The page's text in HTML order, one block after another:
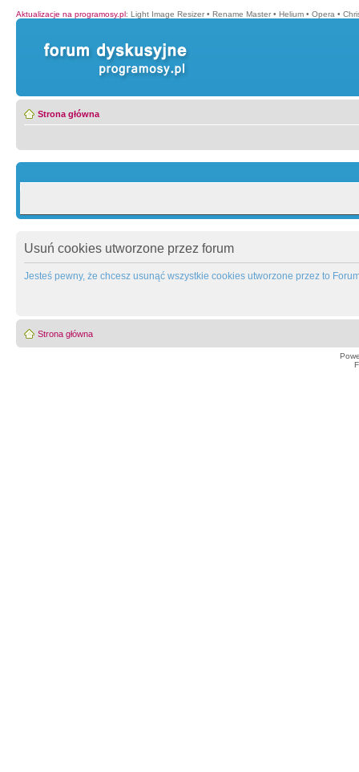
Aktualizacje na programosy.pl: Light Image Resizer • Rename Master • Helium • Opera •
Strona główna
Usuń cookies utworzone przez forum
Jesteś pewny, że chcesz usunąć wszystkie cookies utworzone przez to
Strona główna